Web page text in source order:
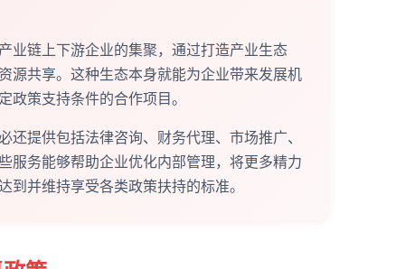
业链上下游企业的集聚，通过打造产业生态
源共享。这种生态本身就能为企业带来发展机
政策支持条件的合作项目。
还提供包括法律咨询、财务代理、市场推广、
服务能够帮助企业优化内部管理，将更多精力
到并维持享受各类政策扶持的标准。